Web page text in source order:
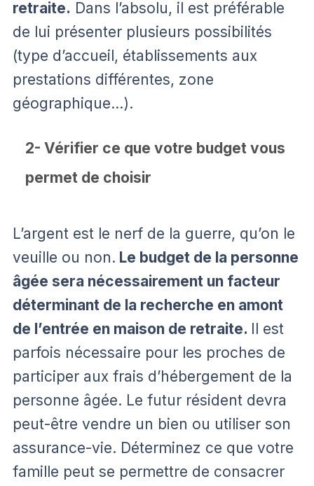
retraite. Dans l’absolu, il est préférable
de lui présenter plusieurs possibilités
(type d’accueil, établissements aux
prestations différentes, zone
géographique…).
2- Vérifier ce que votre budget vous
permet de choisir
L’argent est le nerf de la guerre, qu’on le
veuille ou non. Le budget de la personne
âgée sera nécessairement un facteur
déterminant de la recherche en amont
de l’entrée en maison de retraite.
Il est
parfois nécessaire pour les proches de
participer aux frais d’hébergement de la
personne âgée. Le futur résident devra
peut-être vendre un bien ou utiliser son
assurance-vie. Déterminez ce que votre
famille peut se permettre de consacrer